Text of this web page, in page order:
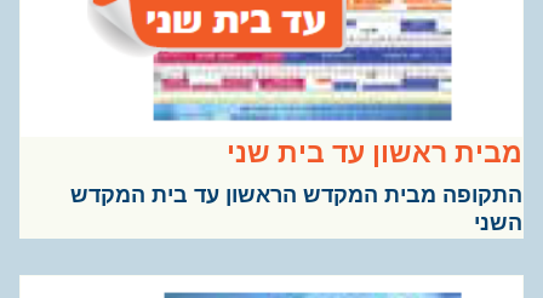
ראשון עד בית שני
מבית המקדש הראשון עד בית המקדש